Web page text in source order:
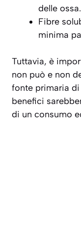
delle ossa.
Fibre
minima
Tuttavia, è
non può e non
fonte primaria
benefici
di un consumo